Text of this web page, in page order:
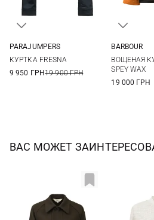
PARAJUMPERS
КУРТКА FRESNA
9 950 ГРН19 900 ГРН
16
BARBOUR
ВОЩЕНАЯ
SPEY WAX
19 000 ГРН
ВАС МОЖЕТ